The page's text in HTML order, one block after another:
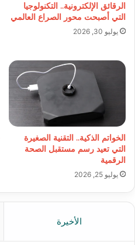
الرقائق الإلكترونية.. التكنولوجيا
التي أصبحت محور الصراع العالمي
يوليو 30, 2026
الخواتم الذكية.. التقنية الصغيرة
التي تعيد رسم مستقبل الصحة
الرقمية
يوليو 25, 2026
الأخيرة